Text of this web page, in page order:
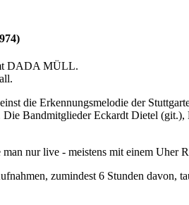
DADA MÜLL.
die Erkennungsmelodie der
Die Bandmitglieder Eckardt Dietel
nur live - meistens mit einem Uher
zumindest 6 Stunden davon,